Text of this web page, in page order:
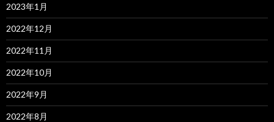
2023年1月
2022年12月
2022年11月
2022年10月
2022年9月
2022年8月